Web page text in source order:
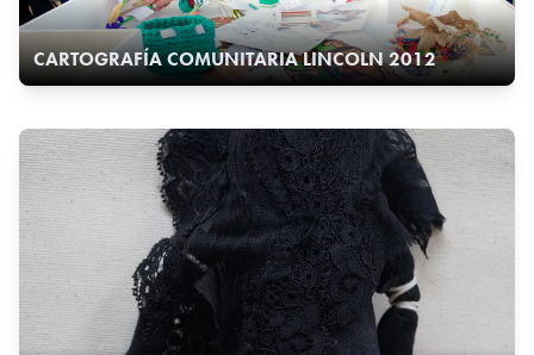
CARTOGRAFÍA COMUNITARIA LINCOLN 2012